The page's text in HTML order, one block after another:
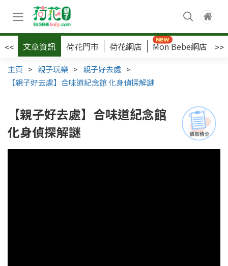
<< 文章資訊 荷花門市 荷花網店 Mon Bebe網店 >>
主頁 > 親子玩樂 > 親子好去處 >
【親子好去處】合味道紀念館 化身偵探解謎
【親子好去處】合味道紀念館
化身偵探解謎